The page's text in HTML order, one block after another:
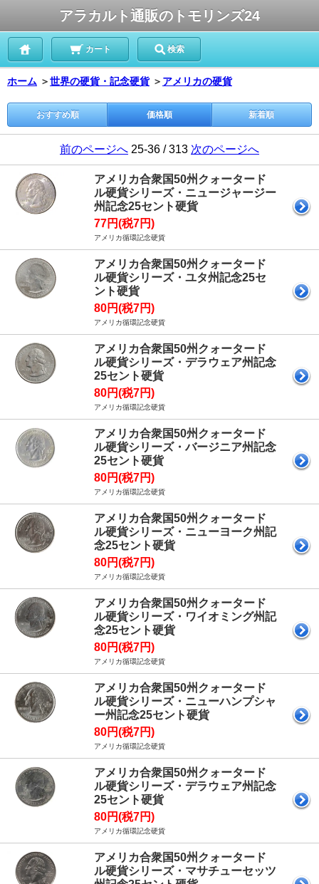
アラカルト通販のトモリンズ24
カート 検索
ホーム ＞世界の硬貨・記念硬貨 ＞ アメリカの硬貨
おすすめ順 価格順 新着順
前のページへ 25-36 / 313 次のページへ
アメリカ合衆国50州クォータード
ル硬貨シリーズ・ニュージャージー
州記念25セント硬貨
77円(税7円)
アメリカ循環記念硬貨
アメリカ合衆国50州クォータード
ル硬貨シリーズ・ユタ州記念25セ
ント硬貨
80円(税7円)
アメリカ循環記念硬貨
アメリカ合衆国50州クォータード
ル硬貨シリーズ・デラウェア州記念
25セント硬貨
80円(税7円)
アメリカ循環記念硬貨
アメリカ合衆国50州クォータード
ル硬貨シリーズ・バージニア州記念
25セント硬貨
80円(税7円)
アメリカ循環記念硬貨
アメリカ合衆国50州クォータード
ル硬貨シリーズ・ニューヨーク州記
念25セント硬貨
80円(税7円)
アメリカ循環記念硬貨
アメリカ合衆国50州クォータード
ル硬貨シリーズ・ワイオミング州記
念25セント硬貨
80円(税7円)
アメリカ循環記念硬貨
アメリカ合衆国50州クォータード
ル硬貨シリーズ・ニューハンプシャ
ー州記念25セント硬貨
80円(税7円)
アメリカ循環記念硬貨
アメリカ合衆国50州クォータード
ル硬貨シリーズ・デラウェア州記念
25セント硬貨
80円(税7円)
アメリカ循環記念硬貨
アメリカ合衆国50州クォータード
ル硬貨シリーズ・マサチューセッツ